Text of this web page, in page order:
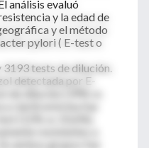
análisis evaluó
y la edad de
y el método
pylori ( E-test o
3193 tests de dilución.
detectada por E-